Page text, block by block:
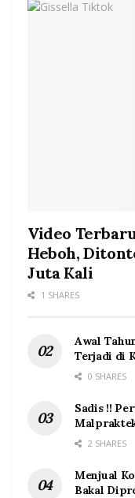
Video
Heboh,
Juta Kali
1 SHARES
Awal
Terjadi di
0 SHARES
Sadis !!
2 SHARES
Menjual
Bakal